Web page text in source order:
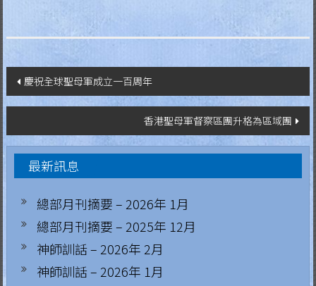
a
L
g
o
文
章
導
覽
慶祝全球聖母軍成立一百周年
香港聖母軍督察區團升格為區域團
最新訊息
總部月刊摘要 – 2026年 1月
總部月刊摘要 – 2025年 12月
神師訓話 – 2026年 2月
神師訓話 – 2026年 1月